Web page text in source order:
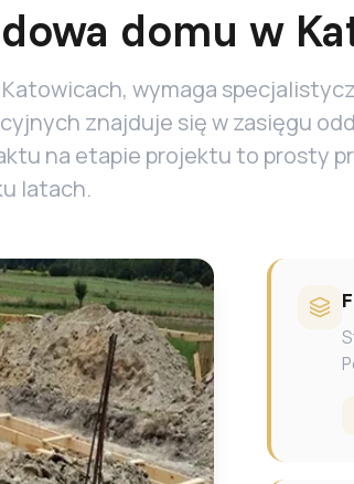
domu w
wymaga
znajduje się w zasięgu
na etapie projektu to prosty
latach.